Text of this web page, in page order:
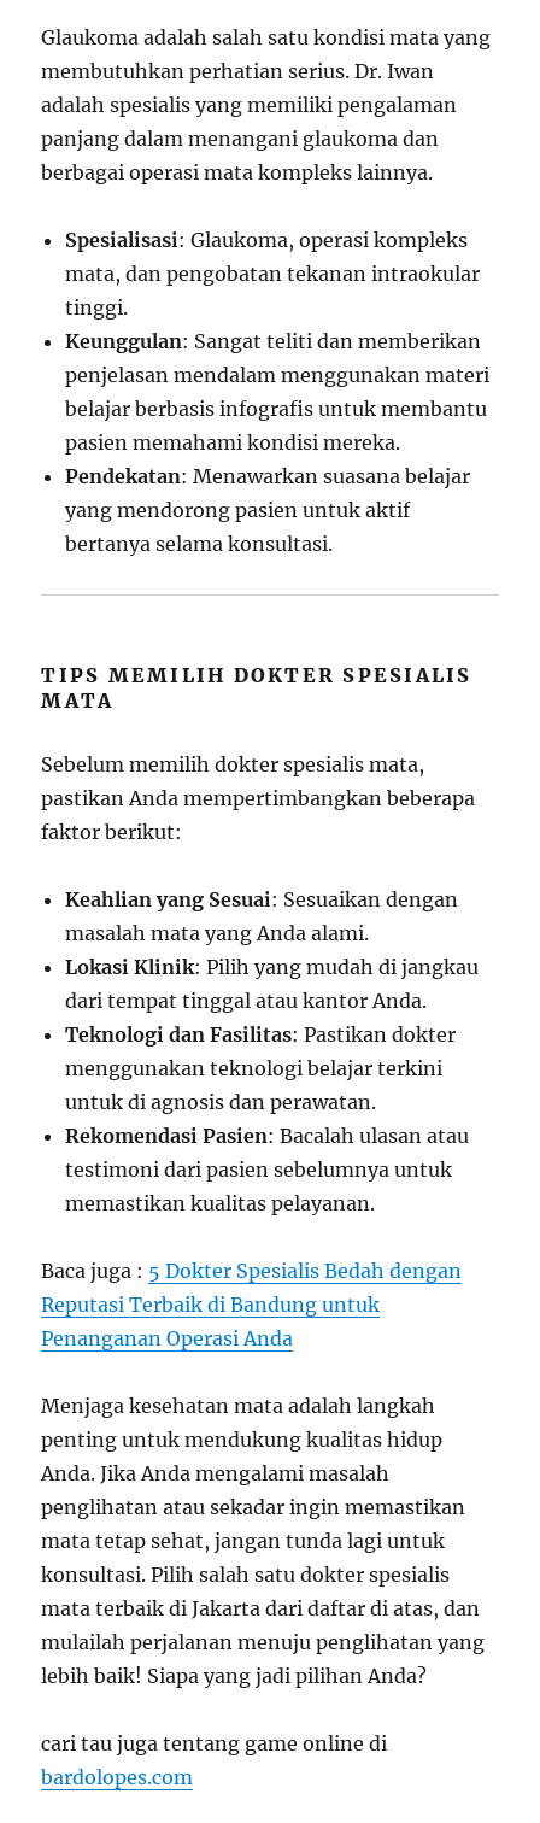
Glaukoma adalah salah satu kondisi mata yang
membutuhkan perhatian serius. Dr. Iwan
adalah spesialis yang memiliki pengalaman
panjang dalam menangani glaukoma dan
berbagai operasi mata kompleks lainnya.
Spesialisasi: Glaukoma, operasi kompleks
mata, dan pengobatan tekanan intraokular
tinggi.
Keunggulan: Sangat teliti dan memberikan
penjelasan mendalam menggunakan materi
belajar berbasis infografis untuk membantu
pasien memahami kondisi mereka.
Pendekatan: Menawarkan suasana belajar
yang mendorong pasien untuk aktif
bertanya selama konsultasi.
TIPS MEMILIH DOKTER SPESIALIS
MATA
Sebelum memilih dokter spesialis mata,
pastikan Anda mempertimbangkan beberapa
faktor berikut:
Keahlian yang Sesuai: Sesuaikan dengan
masalah mata yang Anda alami.
Lokasi Klinik: Pilih yang mudah di jangkau
dari tempat tinggal atau kantor Anda.
Teknologi dan Fasilitas: Pastikan dokter
menggunakan teknologi belajar terkini
untuk di agnosis dan perawatan.
Rekomendasi Pasien: Bacalah ulasan atau
testimoni dari pasien sebelumnya untuk
memastikan kualitas pelayanan.
Baca juga : 5 Dokter Spesialis Bedah dengan
Reputasi Terbaik di Bandung untuk
Penanganan Operasi Anda
Menjaga kesehatan mata adalah langkah
penting untuk mendukung kualitas hidup
Anda. Jika Anda mengalami masalah
penglihatan atau sekadar ingin memastikan
mata tetap sehat, jangan tunda lagi untuk
konsultasi. Pilih salah satu dokter spesialis
mata terbaik di Jakarta dari daftar di atas, dan
mulailah perjalanan menuju penglihatan yang
lebih baik! Siapa yang jadi pilihan Anda?
cari tau juga tentang game online di
bardolopes.com